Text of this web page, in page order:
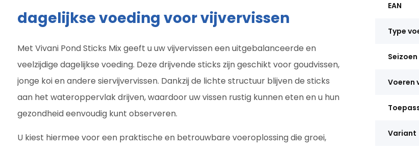
dagelijkse voeding voor vijvervissen
Met Vivani Pond Sticks Mix geeft u uw vijvervissen een uitgebalanceerde en
veelzijdige dagelijkse voeding. Deze drijvende sticks zijn geschikt voor goudvissen,
jonge koi en andere siervijvervissen. Dankzij de lichte structuur blijven de sticks
aan het wateroppervlak drijven, waardoor uw vissen rustig kunnen eten en u hun
gezondheid eenvoudig kunt observeren.
U kiest hiermee voor een praktische en betrouwbare voeroplossing die groei,
EAN
Type
Seizoen
Voeren
Variant